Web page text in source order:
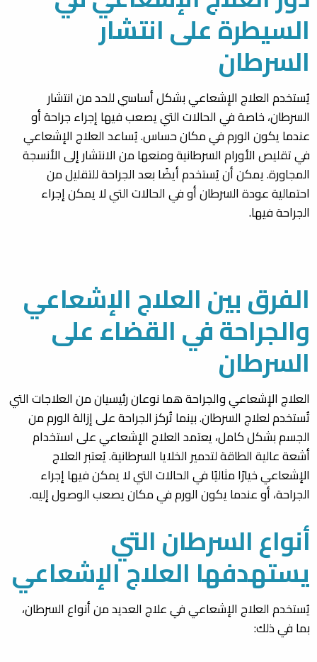
السيطرة على انتشار
السرطان
يُستخدم العلاج الإشعاعي بشكل أساسي للحد من انتشار
السرطان، خاصة في الحالات التي يصعب فيها إجراء جراحة أو
عندما يكون الورم في مكان حساس. يُساعد العلاج الإشعاعي
في تقليص الأورام السرطانية ومنعها من الانتشار إلى الأنسجة
المجاورة. يمكن أن يُستخدم أيضًا بعد الجراحة للتقليل من
احتمالية عودة السرطان أو في الحالات التي لا يمكن إجراء
الجراحة فيها.
الفرق بين العلاج الإشعاعي
والجراحة في القضاء على
السرطان
العلاج الإشعاعي والجراحة هما نوعان رئيسيان من العلاجات التي
تُستخدم لعلاج السرطان. بينما تُركز الجراحة على إزالة الورم من
الجسم بشكل كامل، يعتمد العلاج الإشعاعي على استخدام
أشعة عالية الطاقة لتدمير الخلايا السرطانية. يُعتبر العلاج
الإشعاعي خيارًا مثاليًا في الحالات التي لا يمكن فيها إجراء
الجراحة، أو عندما يكون الورم في مكان يصعب الوصول إليه.
أنواع السرطان التي
يستهدفها العلاج الإشعاعي
يُستخدم العلاج الإشعاعي في علاج العديد من أنواع السرطان،
بما في ذلك: